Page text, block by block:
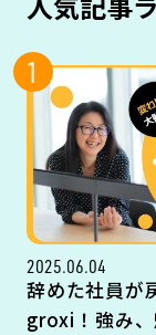
1
2025.06.04
辞めた社員が
groxi！強み